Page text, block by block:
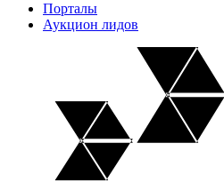
Порталы
Аукцион лидов